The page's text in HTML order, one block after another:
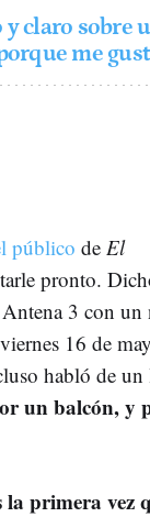
claro sobre
me
público de El
pronto.
3 con un
16 de
habló de
un balcón, y
la primera vez